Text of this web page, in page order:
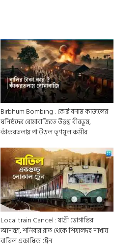
Birbhum Bombing : কেষ্ট বনাম কাজলের
ঘনিষ্ঠদের বোমাবাজিতে উত্তপ্ত বীরভূম,
কাঁকরতলায় পা উড়ল তৃণমূল কর্মীর
Local train Cancel : যাত্রী ভোগান্তির
আশঙ্কা, শনিবার রাত থেকে শিয়ালদহ শাখায়
বাতিল একাধিক ট্রেন